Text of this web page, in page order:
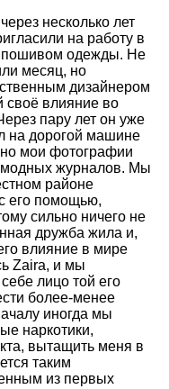
несколько лет
на работу в
пошивом одежды. Не
месяц, но
дизайнером
влияние во
пару лет он уже
на дорогой машине
мои фотографии
модных журналов. Мы
районе
его помощью,
сильно ничего не
дружба жила и,
влияние в мире
Zaira, и мы
лицо той его
более-менее
иногда мы
наркотики,
вытащить меня в
таким
из первых